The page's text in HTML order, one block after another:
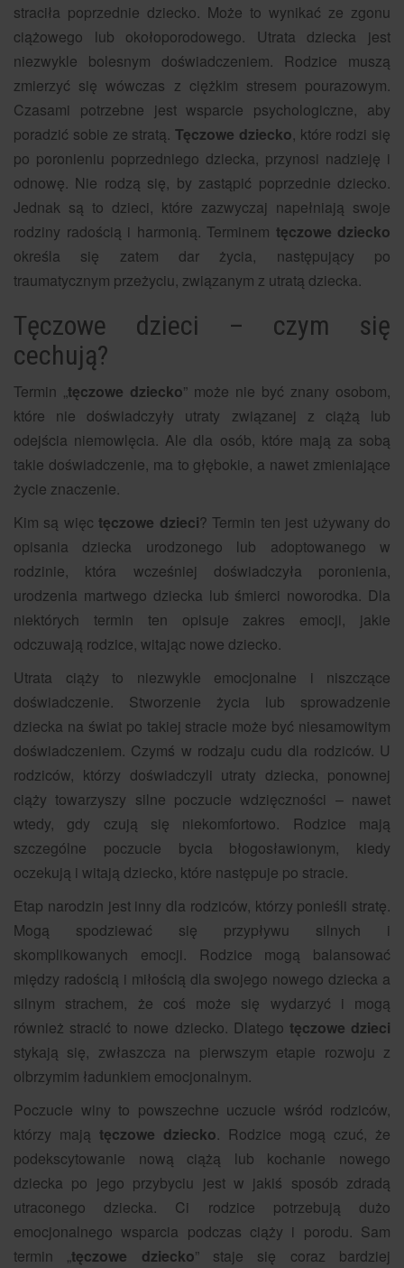
straciła poprzednie dziecko. Może to wynikać ze zgonu
ciążowego lub okołoporodowego. Utrata dziecka jest
niezwykle bolesnym doświadczeniem. Rodzice muszą
zmierzyć się wówczas z ciężkim stresem pourazowym.
Czasami potrzebne jest wsparcie psychologiczne, aby
poradzić sobie ze stratą. Tęczowe dziecko, które rodzi się
po poronieniu poprzedniego dziecka, przynosi nadzieję i
odnowę. Nie rodzą się, by zastąpić poprzednie dziecko.
Jednak są to dzieci, które zazwyczaj napełniają swoje
rodziny radością i harmonią. Terminem tęczowe dziecko
określa się zatem dar życia, następujący po
traumatycznym przeżyciu, związanym z utratą dziecka.
Tęczowe dzieci – czym się
cechują?
Termin „tęczowe dziecko” może nie być znany osobom,
które nie doświadczyły utraty związanej z ciążą lub
odejścia niemowlęcia. Ale dla osób, które mają za sobą
takie doświadczenie, ma to głębokie, a nawet zmieniające
życie znaczenie.
Kim są więctęczowe dzieci? Termin ten jest używany do
opisania dziecka urodzonego lub adoptowanego w
rodzinie, która wcześniej doświadczyła poronienia,
urodzenia martwego dziecka lub śmierci noworodka. Dla
niektórych termin ten opisuje zakres emocji, jakie
odczuwają rodzice, witając nowe dziecko.
Utrata ciąży to niezwykle emocjonalne i niszczące
doświadczenie. Stworzenie życia lub sprowadzenie
dziecka na świat po takiej stracie może być niesamowitym
doświadczeniem. Czymś w rodzaju cudu dla rodziców. U
rodziców, którzy doświadczyli utraty dziecka, ponownej
ciąży towarzyszy silne poczucie wdzięczności – nawet
wtedy, gdy czują się niekomfortowo. Rodzice mają
szczególne poczucie bycia błogosławionym, kiedy
oczekują i witają dziecko, które następuje po stracie.
Etap narodzin jest inny dla rodziców, którzy ponieśli stratę.
Mogą spodziewać się przypływu silnych i
skomplikowanych emocji. Rodzice mogą balansować
między radością i miłością dla swojego nowego dziecka a
silnym strachem, że coś może się wydarzyć i mogą
również stracić to nowe dziecko. Dlatego tęczowe dzieci
stykają się, zwłaszcza na pierwszym etapie rozwoju z
olbrzymim ładunkiem emocjonalnym.
Poczucie winy to powszechne uczucie wśród rodziców,
którzy mają tęczowe dziecko. Rodzice mogą czuć, że
podekscytowanie nową ciążą lub kochanie nowego
dziecka po jego przybyciu jest w jakiś sposób zdradą
utraconego dziecka. Ci rodzice potrzebują dużo
emocjonalnego wsparcia podczas ciąży i porodu. Sam
termin „tęczowe dziecko” staje się coraz bardziej